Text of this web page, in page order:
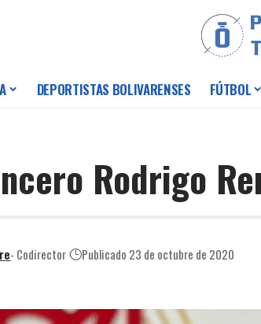
DEPORTISTAS BOLIVARENSES FÚTBOL
Rodrigo
- Codirector Publicado 23 de octubre de 2020